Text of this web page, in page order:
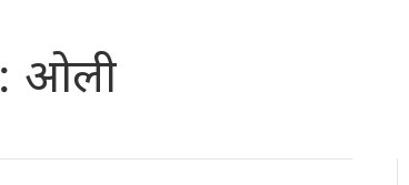
ओली